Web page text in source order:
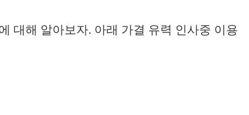
대해 알아보자. 아래 가결 유력 인사중 이용